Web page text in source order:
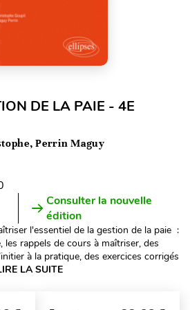
DE LA PAIE - 4E
Perrin Maguy
Consulter la nouvelle
édition
l'essentiel de la gestion de la paie :
rappels de cours à maîtriser, des
à la pratique, des exercices corrigés
LA SUITE